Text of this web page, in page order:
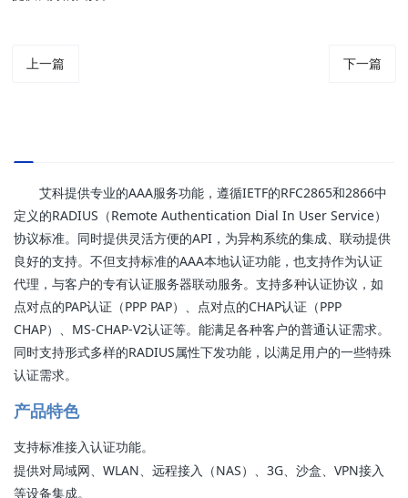
上一篇 下一篇
艾科提供专业的AAA服务功能，遵循IETF的RFC2865和2866中
定义的RADIUS（Remote Authentication Dial In User Service）
协议标准。同时提供灵活方便的API，为异构系统的集成、联动提供
良好的支持。不但支持标准的AAA本地认证功能，也支持作为认证
代理，与客户的专有认证服务器联动服务。支持多种认证协议，如
点对点的PAP认证（PPP PAP）、点对点的CHAP认证（PPP
CHAP）、MS-CHAP-V2认证等。能满足各种客户的普通认证需求。
同时支持形式多样的RADIUS属性下发功能，以满足用户的一些特殊
认证需求。
产品特色
支持标准接入认证功能。
提供对局域网、WLAN、远程接入（NAS）、3G、沙盒、VPN接入
等设备集成。